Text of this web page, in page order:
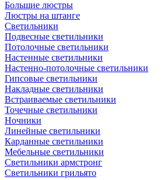
Большие люстры
Люстры на штанге
Светильники
Подвесные светильники
Потолочные светильники
Настенные светильники
Настенно-потолочные светильники
Гипсовые светильники
Накладные светильники
Встраиваемые светильники
Точечные светильники
Ночники
Линейные светильники
Карданные светильники
Мебельные светильники
Светильники армстронг
Светильники грильято